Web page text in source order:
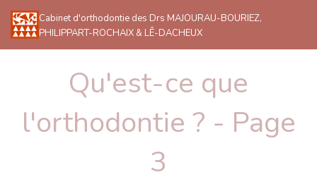
Cabinet d'orthodontie des Drs MAJOURAU-BOURIEZ,
PHILIPPART-ROCHAIX & LÊ-DACHEUX
Qu'est-ce que
l'orthodontie ? - Page
3